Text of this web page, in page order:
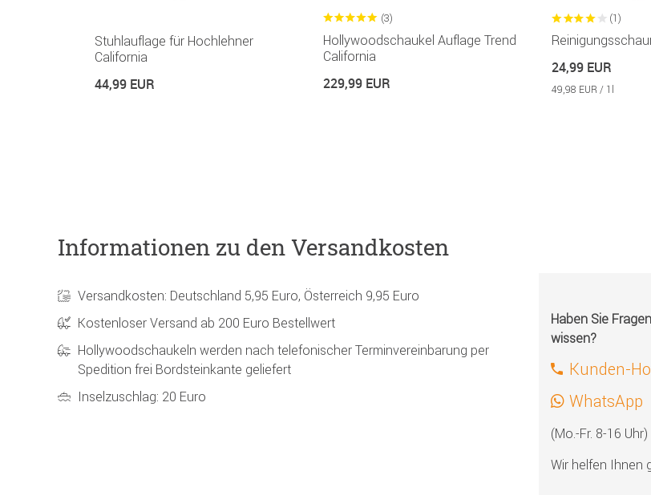
Stuhlauflage für Hochlehner
California
44,99 EUR
(3)
Hollywoodschaukel Auflage Trend
California
229,99 EUR
(1)
24,99 EUR
49,98 EUR / 1l
Informationen zu den Versandkosten
Versandkosten: Deutschland 5,95 Euro, Österreich 9,95 Euro
Kostenloser Versand ab 200 Euro Bestellwert
Hollywoodschaukeln werden nach telefonischer Terminvereinbarung per
Spedition frei Bordsteinkante geliefert
Inselzuschlag: 20 Euro
Haben Sie
wissen?
Kunden-
WhatsApp
(Mo.-Fr. 8-16 Uhr)
Wir helfen Ihnen